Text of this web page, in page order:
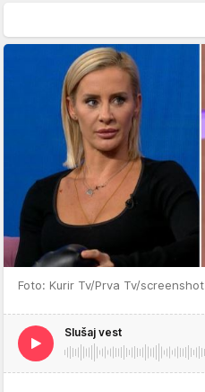
Foto: Kurir Tv/Prva Tv/screenshot
Slušaj vest